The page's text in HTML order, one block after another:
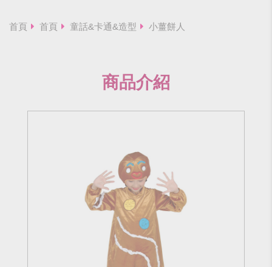
首頁 首頁 童話&卡通&造型 小薑餅人
商品介紹